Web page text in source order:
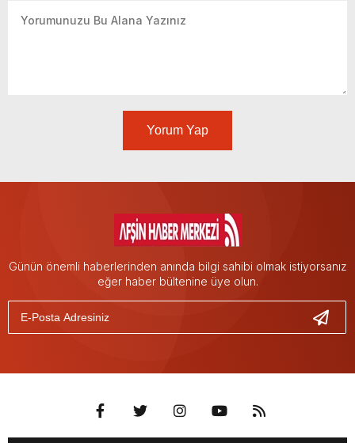
Yorum Yap
Günün önemli haberlerinden anında bilgi sahibi olmak istiyorsanız
eğer haber bültenine üye olun.